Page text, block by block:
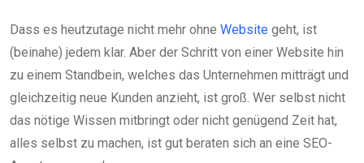
Dass es heutzutage nicht mehr ohne Website geht, ist
(beinahe) jedem klar. Aber der Schritt von einer Website hin
zu einem Standbein, welches das Unternehmen mitträgt und
gleichzeitig neue Kunden anzieht, ist groß. Wer selbst nicht
das nötige Wissen mitbringt oder nicht genügend Zeit hat,
alles selbst zu machen, ist gut beraten sich an eine SEO-